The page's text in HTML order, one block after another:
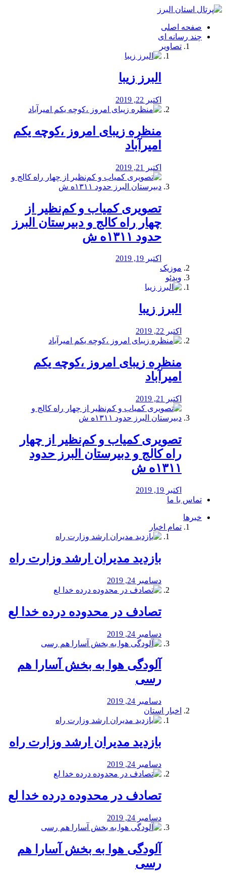
فصد
شرق
تهران
خشکشویی
صفحه اصلی
چند رسانه ای
تصاویر
البرز زیبا
اکتبر 22, 2019
منظره‌‌ زیبای امروز ،کوچه یکم
امیرآباد
اکتبر 21, 2019
️تصویری کمیاب و کم‌نظیر از
چهار راه كالج و دبيرستان البرز
حدود ۱۳۱۱ه ش
اکتبر 19, 2019
موزیک
ویدئو
البرز زیبا
اکتبر 22, 2019
منظره‌‌ زیبای امروز ،کوچه یکم
امیرآباد
اکتبر 21, 2019
️تصویری کمیاب و کم‌نظیر از چهار
راه كالج و دبيرستان البرز حدود
۱۳۱۱ه ش
اکتبر 19, 2019
تماس با ما
خبرها
تمام اخبار
بازدید مدیران ارشد وزارت راه
دسامبر 24, 2019
تصادف در محدوده درده خدا لع
دسامبر 24, 2019
آلودگی هوا به بخش آسارا هم
رسی
دسامبر 24, 2019
اخبار استان
بازدید مدیران ارشد وزارت راه
دسامبر 24, 2019
تصادف در محدوده درده خدا لع
دسامبر 24, 2019
آلودگی هوا به بخش آسارا هم
رسی